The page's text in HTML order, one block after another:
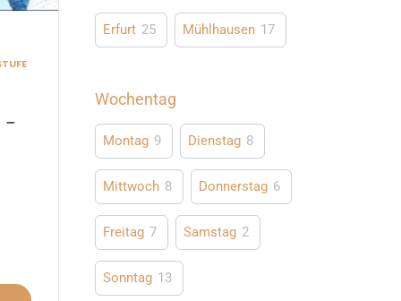
Erfurt 25 Mühlhausen 17
Wochentag
Montag 9 Dienstag 8
Mittwoch 8 Donnerstag 6
Freitag 7 Samstag 2
Sonntag 13